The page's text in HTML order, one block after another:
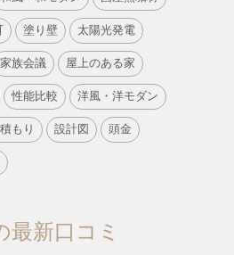
塗り壁 太陽光発電
家族会議 屋上のある家
性能比較 洋風・洋モダン
もり 設計図 頭金
最新口コミ